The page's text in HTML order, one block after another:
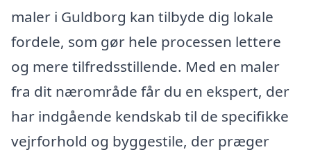
maler i Guldborg kan tilbyde dig lokale
fordele, som gør hele processen lettere
og mere tilfredsstillende. Med en maler
fra dit nærområde får du en ekspert, der
har indgående kendskab til de specifikke
vejrforhold og byggestile, der præger